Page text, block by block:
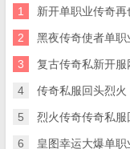
1 新开单职业传奇
2 黑夜传奇使者单
3 复古传奇私新开服
4 传奇私服回头烈火
5 烈火传奇传奇私
6 皇图幸运大爆单职